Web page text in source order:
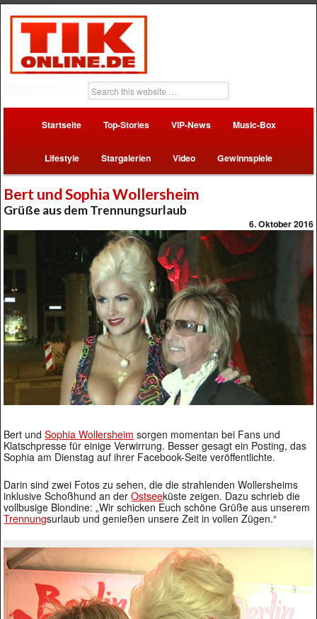
Startseite Top-Stories VIP-News Music-Box
Lifestyle Stargalerien Video Gewinnspiele
Bert und Sophia Wollersheim
Grüße aus dem Trennungsurlaub
6. Oktober 2016
Bert undSophia Wollersheim sorgen momentan bei Fans und
Klatschpresse für einige Verwirrung. Besser gesagt ein Posting, das
Sophia am Dienstag auf ihrer Facebook-Seite veröffentlichte.
Darin sind zwei Fotos zu sehen, die die strahlenden Wollersheims
inklusive Schoßhund an derOstseeküste zeigen. Dazu schrieb die
vollbusige Blondine: „Wir schicken Euch schöne Grüße aus unserem
Trennungsurlaub und genießen unsere Zeit in vollen Zügen.“